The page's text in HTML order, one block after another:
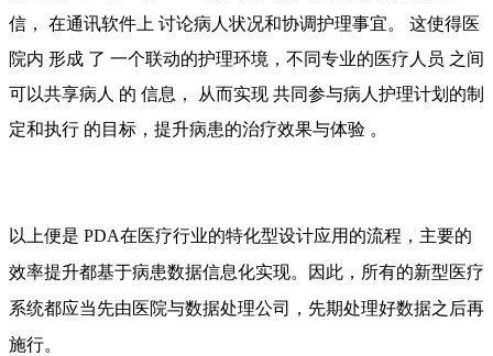
信，
在通讯软件上 讨论病人状况和协调护理事宜。
这使得医
院内 形成 了 一个联动的护理环境，不同专业的医疗人员 之间
可以共享病人 的 信息， 从而实现 共同参与病人护理计划的制
定和执行 的目标，提升病患的治疗效果与体验 。
以上便是 PDA在医疗行业的特化型设计应用的流程，主要的
效率提升都基于病患数据信息化实现。因此，所有的新型医疗
系统都应当先由医院与数据处理公司，先期处理好数据之后再
施行。